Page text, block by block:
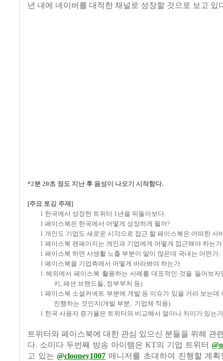
년 내에 네이버를 대적한 채널로 성장할 것으로 보고 있
*2분 20초 정도 지난 후 음성이 나오기 시작함다.
[주요 토깅 주제 ]
l 한국에서 성장한 트위터 1 년을 뒤돌아보다.
l 페이스북은 한국에서 어떻게 성장하게 될까?
l 개인도 기업도 새로운 시각으로 접근 할 페이스북은 어떠한 서
l 페이스북 팬페이지는 개인과 기업에게 어떻게 접근해야 하는가
l 페이스북 하면 사생활 노출 부분이 말이 많은데 국내는 어떤가.
l 페이스북을 기업측에서 어떻게 바라봐야 하는가
l 해외에서 페이스북 활용하는 사례를 대표적인 것을 들어보자
키 ,패션 브랜드들 정부부처 등)
l 페이스북 소셜커넥트 부분에 개발 등 이슈가 있을 거라 보는데
진행하는 것인지(개발 부분 기업체 적용)
l 한국 사용자 증가율은 트위터와 비교해서 얼마나 차이가 있는가
트위터와 페이스북에 대한 관심 있으신 분들을 위해 관
다. 소미다 두번째 방송 아이템은 KT의 기업 트위터
고 있는 @clooney1007 매니저를 초대하여 진행할 계획